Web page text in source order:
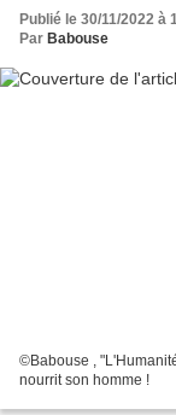
Publié le 30/11/2022 à
Par Babouse
©Babouse ,
nourrit son homme !